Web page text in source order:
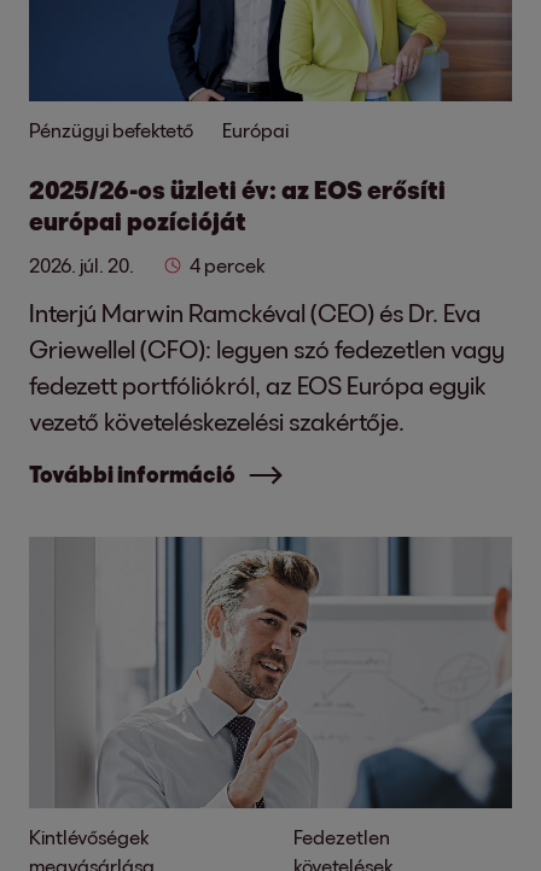
Pénzügyi befektető Európai
2025/26-os üzleti év: az EOS erősíti
európai pozícióját
2026. júl. 20. 4 percek
Interjú Marwin Ramckéval (CEO) és Dr. Eva
Griewellel (CFO): legyen szó fedezetlen vagy
fedezett portfóliókról, az EOS Európa egyik
vezető követeléskezelési szakértője.
További információ
Kintlévőségek
megvásárlása
Fedezetlen
követelések